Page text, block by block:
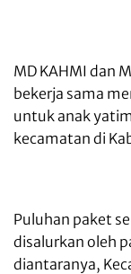
MD KAHMI dan
bekerja sama
untuk anak
kecamatan di
Puluhan paket
disalurkan oleh
diantaranya,